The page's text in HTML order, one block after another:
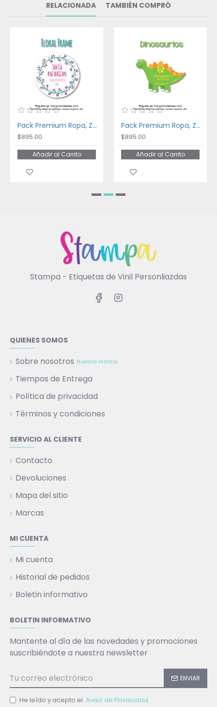
RELACIONADA TAMBIÉN COMPRÓ
Pack Premium Ropa, Zapatos y Escuela Floral Frame
$895.00
Añadir al Carrito
Pack Premium Ropa, Zapatos y Escuela Dinosaurios
$895.00
Añadir al Carrito
Stampa - Etiquetas de Vinil Personliazdas
QUIENES SOMOS
Sobre nosotros Nuestra Historia
Tiempos de Entrega
Política de privacidad
Términos y condiciones
SERVICIO AL CLIENTE
Contacto
Devoluciones
Mapa del sitio
Marcas
MI CUENTA
Mi cuenta
Historial de pedidos
Boletin informativo
BOLETIN INFORMATIVO
Mantente al día de las novedades y promociones
suscribiéndote a nuestra newsletter
ENVIAR
He leído y acepto el Aviso de Privacidad